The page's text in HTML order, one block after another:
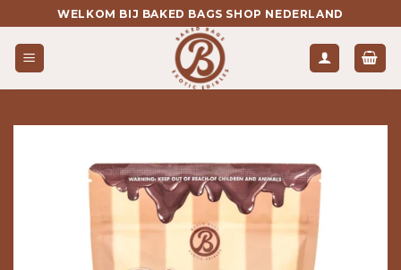
naar
inhoud
WELKOM BIJ BAKED BAGS SHOP NEDERLAND